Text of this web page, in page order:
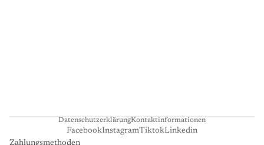
DatenschutzerklärungKontaktinformationen
FacebookInstagramTiktokLinkedin
Zahlungsmethoden